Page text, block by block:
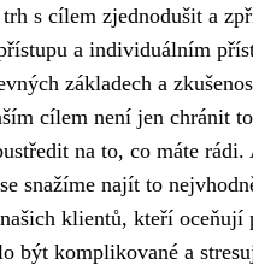
s cílem zjednodušit a
a individuálním
základech a
cílem není jen chránit
na to, co máte
snažíme najít to
klientů, kteří
být komplikované a